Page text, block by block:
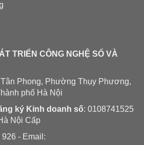
TRIỂN CÔNG NGHỆ SỐ VÀ
Phong, Phường Thụy Phương,
phố Hà Nội
ký Kinh doanh số: 0108741525
Nội Cấp
926 - Email: